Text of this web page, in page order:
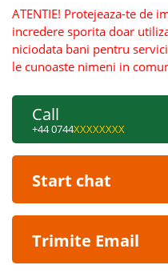
ATENTIE! Protejeaza-te de
incredere sporita doar
niciodata bani pentru
le cunoaste nimeni in
Call
+44 0744XXXXXXXX
Start chat
Trimite Email